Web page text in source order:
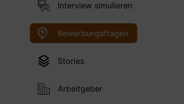
Interview simulieren
Bewerbungsfragen
Stories
Arbeitgeber